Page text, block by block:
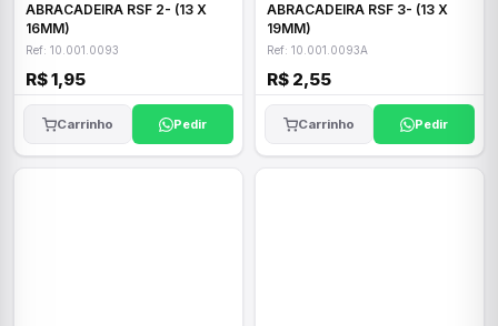
ABRACADEIRA RSF 2- (13 X
16MM)
Ref: 10.001.0093
R$ 1,95
Carrinho Pedir
ABRACADEIRA RSF 3- (13 X
19MM)
Ref: 10.001.0093A
R$ 2,55
Carrinho Pedir